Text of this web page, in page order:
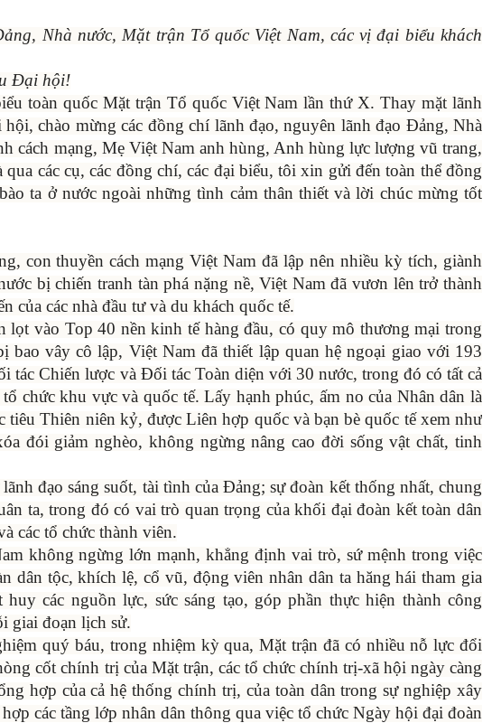
Nhà nước, Mặt trận Tổ quốc Việt Nam, các vị đại biểu khách
Đại hội!
toàn quốc Mặt trận Tổ quốc Việt Nam lần thứ X. Thay mặt lãnh
chào mừng các đồng chí lãnh đạo, nguyên lãnh đạo Đảng, Nhà
cách mạng, Mẹ Việt Nam anh hùng, Anh hùng lực lượng vũ trang,
các cụ, các đồng chí, các đại biểu, tôi xin gửi đến toàn thể đồng
ta ở nước ngoài những tình cảm thân thiết và lời chúc mừng tốt
con thuyền cách mạng Việt Nam đã lập nên nhiều kỳ tích, giành
bị chiến tranh tàn phá nặng nề, Việt Nam đã vươn lên trở thành
của các nhà đầu tư và du khách quốc tế.
vào Top 40 nền kinh tế hàng đầu, có quy mô thương mại trong
vây cô lập, Việt Nam đã thiết lập quan hệ ngoại giao với 193
tác Chiến lược và Đối tác Toàn diện với 30 nước, trong đó có tất cả
chức khu vực và quốc tế. Lấy hạnh phúc, ấm no của Nhân dân là
tiêu Thiên niên kỷ, được Liên hợp quốc và bạn bè quốc tế xem như
đói giảm nghèo, không ngừng nâng cao đời sống vật chất, tinh
đạo sáng suốt, tài tình của Đảng; sự đoàn kết thống nhất, chung
ta, trong đó có vai trò quan trọng của khối đại đoàn kết toàn dân
các tổ chức thành viên.
không ngừng lớn mạnh, khẳng định vai trò, sứ mệnh trong việc
dân tộc, khích lệ, cổ vũ, động viên nhân dân ta hăng hái tham gia
các nguồn lực, sức sáng tạo, góp phần thực hiện thành công
giai đoạn lịch sử.
quý báu, trong nhiệm kỳ qua, Mặt trận đã có nhiều nỗ lực đổi
cốt chính trị của Mặt trận, các tổ chức chính trị-xã hội ngày càng
hợp của cả hệ thống chính trị, của toàn dân trong sự nghiệp xây
các tầng lớp nhân dân thông qua việc tổ chức Ngày hội đại đoàn